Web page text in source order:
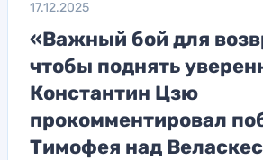
17.12.2025
«Важный бой для
чтобы поднять
Константин Цзю
прокомментировал
Тимофея над